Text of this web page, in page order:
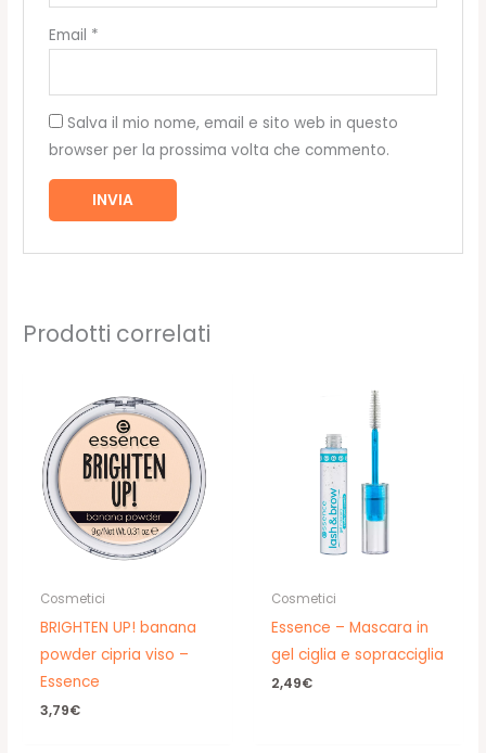
Email *
Salva il mio nome, email e sito web in questo
browser per la prossima volta che commento.
Prodotti correlati
Cosmetici
BRIGHTEN UP! banana
powder cipria viso –
Essence
3,79€
Cosmetici
Essence – Mascara in
gel ciglia e sopracciglia
2,49€